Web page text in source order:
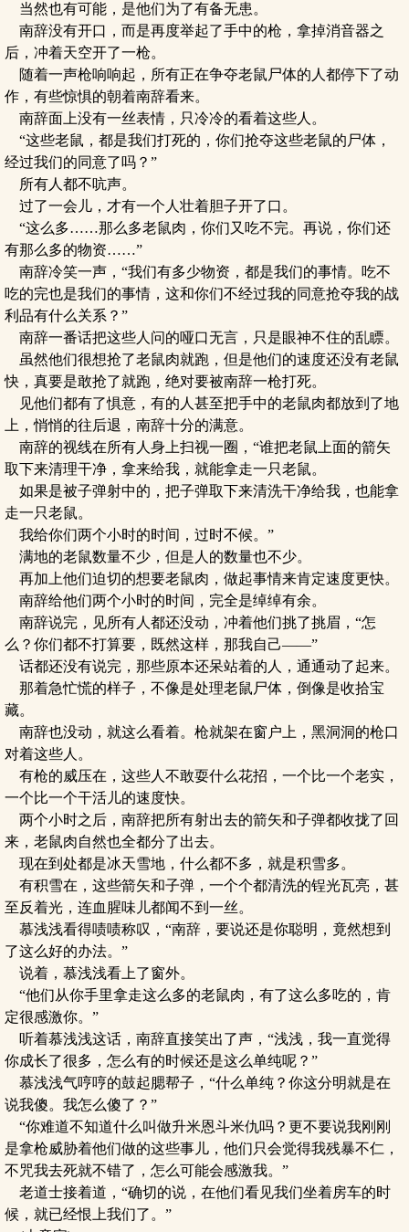
当然也有可能，是他们为了有备无患。
南辞没有开口，而是再度举起了手中的枪，拿掉消音器之
后，冲着天空开了一枪。
随着一声枪响响起，所有正在争夺老鼠尸体的人都停下了动
作，有些惊惧的朝着南辞看来。
南辞面上没有一丝表情，只冷冷的看着这些人。
“这些老鼠，都是我们打死的，你们抢夺这些老鼠的尸体，
经过我们的同意了吗？”
所有人都不吭声。
过了一会儿，才有一个人壮着胆子开了口。
“这么多……那么多老鼠肉，你们又吃不完。再说，你们还
有那么多的物资……”
南辞冷笑一声，“我们有多少物资，都是我们的事情。吃不
吃的完也是我们的事情，这和你们不经过我的同意抢夺我的战
利品有什么关系？”
南辞一番话把这些人问的哑口无言，只是眼神不住的乱瞟。
虽然他们很想抢了老鼠肉就跑，但是他们的速度还没有老鼠
快，真要是敢抢了就跑，绝对要被南辞一枪打死。
见他们都有了惧意，有的人甚至把手中的老鼠肉都放到了地
上，悄悄的往后退，南辞十分的满意。
南辞的视线在所有人身上扫视一圈，“谁把老鼠上面的箭矢
取下来清理干净，拿来给我，就能拿走一只老鼠。
如果是被子弹射中的，把子弹取下来清洗干净给我，也能拿
走一只老鼠。
我给你们两个小时的时间，过时不候。”
满地的老鼠数量不少，但是人的数量也不少。
再加上他们迫切的想要老鼠肉，做起事情来肯定速度更快。
南辞给他们两个小时的时间，完全是绰绰有余。
南辞说完，见所有人都还没动，冲着他们挑了挑眉，“怎
么？你们都不打算要，既然这样，那我自己——”
话都还没有说完，那些原本还呆站着的人，通通动了起来。
那着急忙慌的样子，不像是处理老鼠尸体，倒像是收拾宝
藏。
南辞也没动，就这么看着。枪就架在窗户上，黑洞洞的枪口
对着这些人。
有枪的威压在，这些人不敢耍什么花招，一个比一个老实，
一个比一个干活儿的速度快。
两个小时之后，南辞把所有射出去的箭矢和子弹都收拢了回
来，老鼠肉自然也全都分了出去。
现在到处都是冰天雪地，什么都不多，就是积雪多。
有积雪在，这些箭矢和子弹，一个个都清洗的锃光瓦亮，甚
至反着光，连血腥味儿都闻不到一丝。
慕浅浅看得啧啧称叹，“南辞，要说还是你聪明，竟然想到
了这么好的办法。”
说着，慕浅浅看上了窗外。
“他们从你手里拿走这么多的老鼠肉，有了这么多吃的，肯
定很感激你。”
听着慕浅浅这话，南辞直接笑出了声，“浅浅，我一直觉得
你成长了很多，怎么有的时候还是这么单纯呢？”
慕浅浅气哼哼的鼓起腮帮子，“什么单纯？你这分明就是在
说我傻。我怎么傻了？”
“你难道不知道什么叫做升米恩斗米仇吗？更不要说我刚刚
是拿枪威胁着他们做的这些事儿，他们只会觉得我残暴不仁，
不咒我去死就不错了，怎么可能会感激我。”
老道士接着道，“确切的说，在他们看见我们坐着房车的时
候，就已经恨上我们了。”